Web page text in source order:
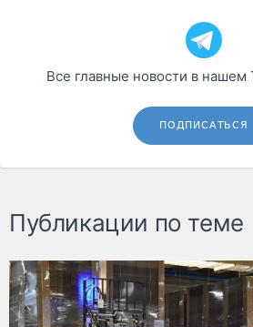
Все главные новости в нашем
ПОДПИСАТЬСЯ
Публикации по теме